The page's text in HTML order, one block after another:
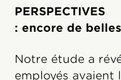
PERSPECTIVES
: encore de
Notre étude a
employés avaient